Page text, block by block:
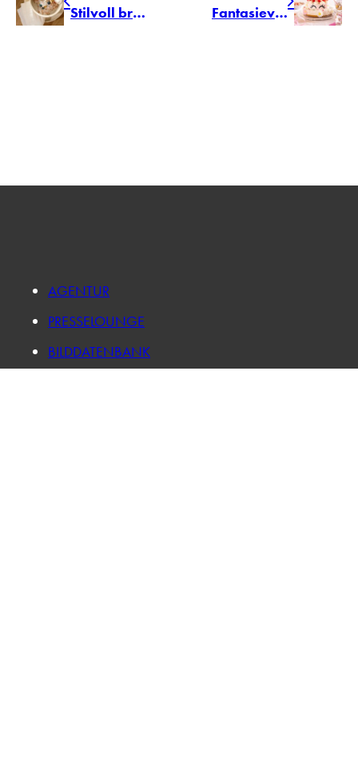
Stilvoll brunchen mit LEONARDO
Fantasievolle Kindergeburtstage mit BAMBINI und BAMBINI AVVENTURA von LEONARDO
AGENTUR
PRESSELOUNGE
BILDDATENBANK